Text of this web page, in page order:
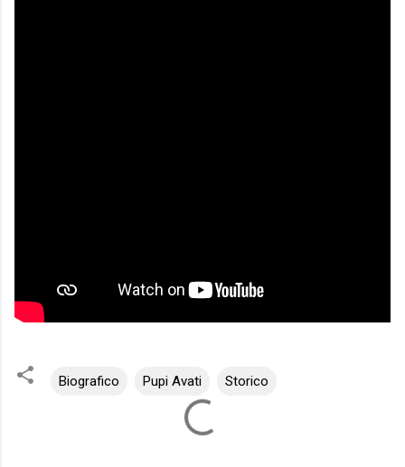
Biografico Pupi Avati Storico